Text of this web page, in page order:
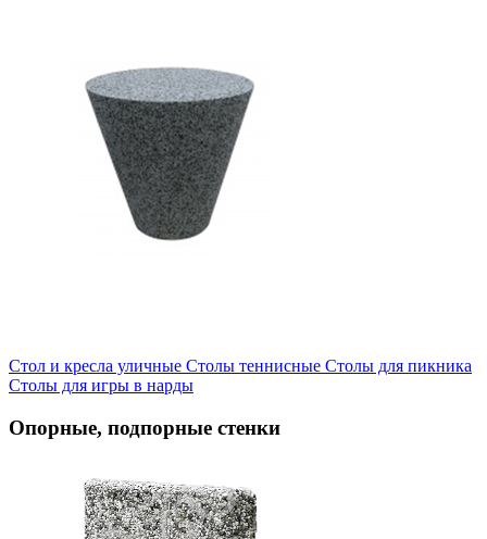
Стол и кресла уличные Cтолы теннисные Столы для пикника
Столы для игры в нарды
Опорные, подпорные стенки